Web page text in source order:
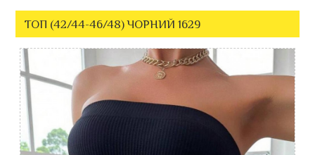
ТОП (42/44-46/48) ЧОРНИЙ 1629